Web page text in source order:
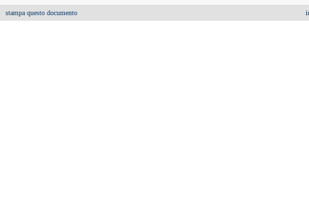
stampa questo documento